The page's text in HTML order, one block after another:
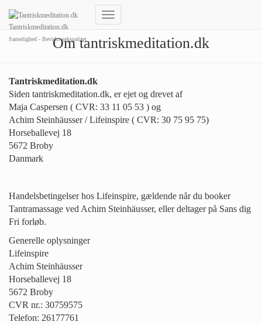
Tantriskmeditation.dk
Sanselighed - Bevidst seksualitet
Skift
navigation
Om tantriskmeditation.dk
Tantriskmeditation.dk
Siden tantriskmeditation.dk, er ejet og drevet af
Maja Caspersen ( CVR: 33 11 05 53 ) og
Achim Steinhäusser / Lifeinspire ( CVR: 30 75 95 75)
Horseballevej 18
5672 Broby
Danmark
Handelsbetingelser hos Lifeinspire, gældende når du booker
Tantramassage ved Achim Steinhäusser, eller deltager på Sans dig
Fri forløb.
Generelle oplysninger
Lifeinspire
Achim Steinhäusser
Horseballevej 18
5672 Broby
CVR nr.: 30759575
Telefon: 26177761